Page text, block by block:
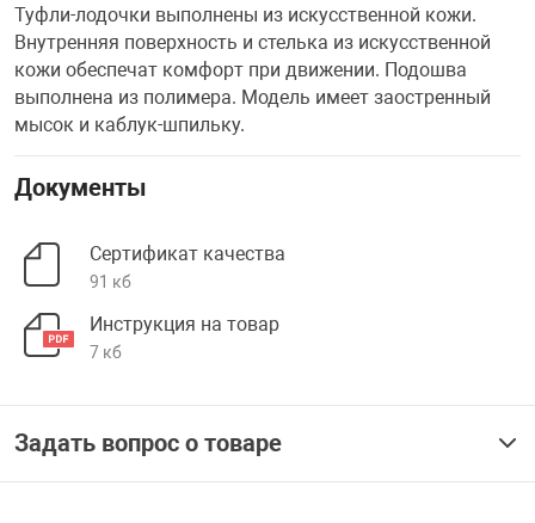
Туфли-лодочки выполнены из искусственной кожи.
Внутренняя поверхность и стелька из искусственной
кожи обеспечат комфорт при движении. Подошва
выполнена из полимера. Модель имеет заостренный
мысок и каблук-шпильку.
Документы
Сертификат качества
91 кб
Инструкция на товар
7 кб
Задать вопрос о товаре